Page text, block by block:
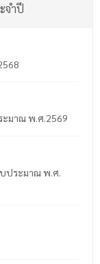
จำปี
ะมาณ พ.ศ.2569
ประมาณ พ.ศ.